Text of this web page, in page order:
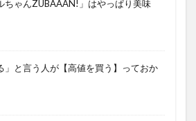
ちゃんZUBAAAN!」はやっぱり美味
」と言う人が【高値を買う】っておか